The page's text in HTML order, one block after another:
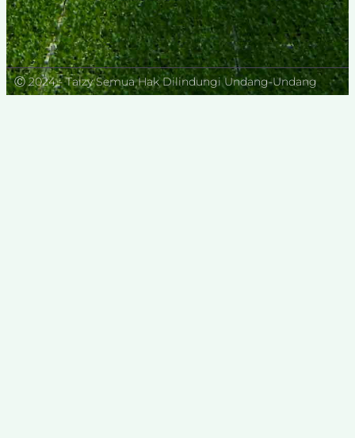
Ⓒ 2024 - Taizy Semua Hak Dilindungi Undang-Undang